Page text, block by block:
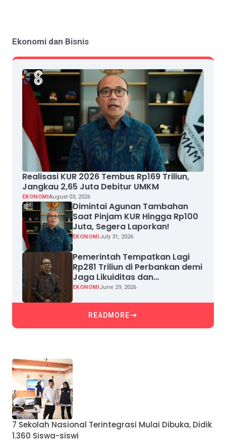
Ekonomi dan Bisnis
Realisasi KUR 2026 Tembus Rp169 Triliun,
Jangkau 2,65 Juta Debitur UMKM
EKONOMIAugust 03, 2026
Dimintai Agunan Tambahan
Saat Pinjam KUR Hingga Rp100
Juta, Segera Laporkan!
EKONOMIJuly 31, 2026
Pemerintah Tempatkan Lagi
Rp281 Triliun di Perbankan demi
Jaga Likuiditas dan
Pertumbuhan Kredit
EKONOMIJune 29, 2026
READMORE
7 Sekolah Nasional Terintegrasi Mulai Dibuka, Didik
1.360 Siswa-siswi